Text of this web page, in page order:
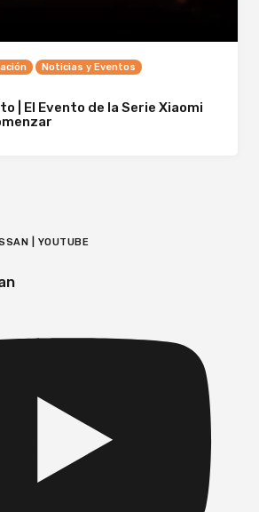
Noticias y Eventos
| El Evento de la Serie Xiaomi
| YOUTUBE